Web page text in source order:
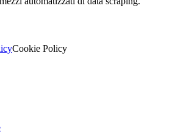
Cookie Policy